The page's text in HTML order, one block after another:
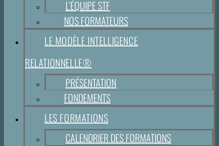
L’ÉQUIPE STF
NOS FORMATEURS
LE MODÈLE INTELLIGENCE
RELATIONNELLE®
PRÉSENTATION
FONDEMENTS
LES FORMATIONS
CALENDRIER DES FORMATIONS